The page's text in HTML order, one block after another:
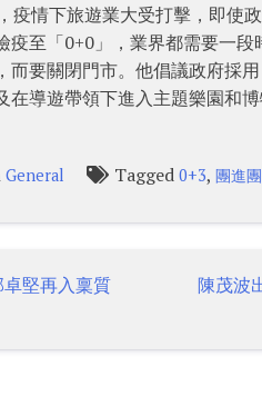
疫情下旅遊業大受打擊，即使
至「0+0」，業界都需要一
要關閉門市。他倡議政府採
導遊帶領下進入主題樂園和
General Tagged 0+3, 團進
堅再入稟質
陳茂波